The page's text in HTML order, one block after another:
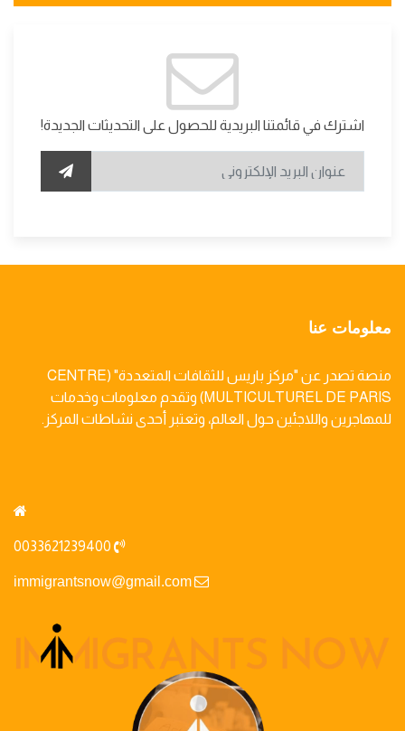
اشترك في قائمتنا البريدية للحصول على التحديثات الجديدة!
معلومات عنا
منصة تصدر عن "مركز باريس للثقافات المتعددة" (CENTRE
MULTICULTUREL DE PARIS) وتقدم معلومات وخدمات
للمهاجرين واللاجئين حول العالم، وتعتبر أحدى نشاطات المركز.
immigrantsnow@gmail.com